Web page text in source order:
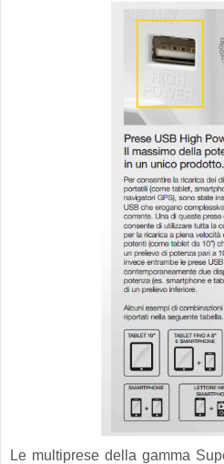
Le multiprese della gamma